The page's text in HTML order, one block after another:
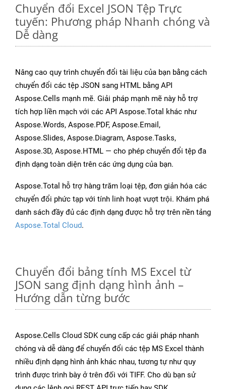
Chuyển đổi Excel JSON Tệp Trực
tuyến: Phương pháp Nhanh chóng và
Dễ dàng
Nâng cao quy trình chuyển đổi tài liệu của bạn bằng cách
chuyển đổi các tệp JSON sang HTML bằng API
Aspose.Cells mạnh mẽ. Giải pháp mạnh mẽ này hỗ trợ
tích hợp liền mạch với các API Aspose.Total khác như
Aspose.Words, Aspose.PDF, Aspose.Email,
Aspose.Slides, Aspose.Diagram, Aspose.Tasks,
Aspose.3D, Aspose.HTML — cho phép chuyển đổi tệp đa
định dạng toàn diện trên các ứng dụng của bạn.
Aspose.Total hỗ trợ hàng trăm loại tệp, đơn giản hóa các
chuyển đổi phức tạp với tính linh hoạt vượt trội. Khám phá
danh sách đầy đủ các định dạng được hỗ trợ trên nền tảng
Aspose.Total Cloud.
Chuyển đổi bảng tính MS Excel từ
JSON sang định dạng hình ảnh –
Hướng dẫn từng bước
Aspose.Cells Cloud SDK cung cấp các giải pháp nhanh
chóng và dễ dàng để chuyển đổi các tệp MS Excel thành
nhiều định dạng hình ảnh khác nhau, tương tự như quy
trình được trình bày ở trên đối với TIFF. Cho dù bạn sử